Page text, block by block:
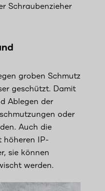
Schraubenzieher
groben Schmutz
geschützt. Damit
Ablegen der
oder
Auch die
höheren IP-
sie können
werden.